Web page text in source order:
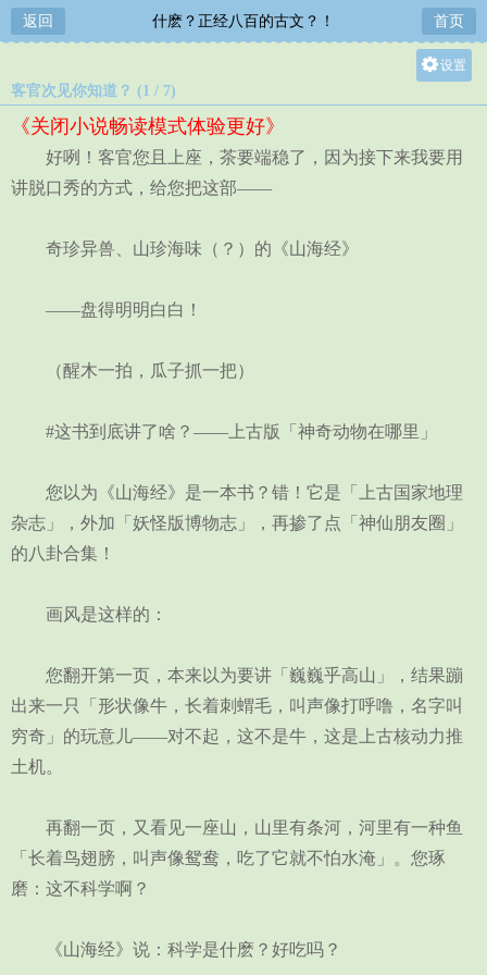
返回 什麽？正经八百的古文？！ 首页
设置
中
客官次见你知道？ (1 / 7)
《关闭小说畅读模式体验更好》
好咧！客官您且上座，茶要端稳了，因为接下来我要用
讲脱口秀的方式，给您把这部——
奇珍异兽、山珍海味（？）的《山海经》
——盘得明明白白！
（醒木一拍，瓜子抓一把）
#这书到底讲了啥？——上古版「神奇动物在哪里」
您以为《山海经》是一本书？错！它是「上古国家地理
杂志」，外加「妖怪版博物志」，再掺了点「神仙朋友圈」
的八卦合集！
画风是这样的：
您翻开第一页，本来以为要讲「巍巍乎高山」，结果蹦
出来一只「形状像牛，长着刺蝟毛，叫声像打呼噜，名字叫
穷奇」的玩意儿——对不起，这不是牛，这是上古核动力推
土机。
再翻一页，又看见一座山，山里有条河，河里有一种鱼
「长着鸟翅膀，叫声像鸳鸯，吃了它就不怕水淹」。您琢
磨：这不科学啊？
《山海经》说：科学是什麽？好吃吗？